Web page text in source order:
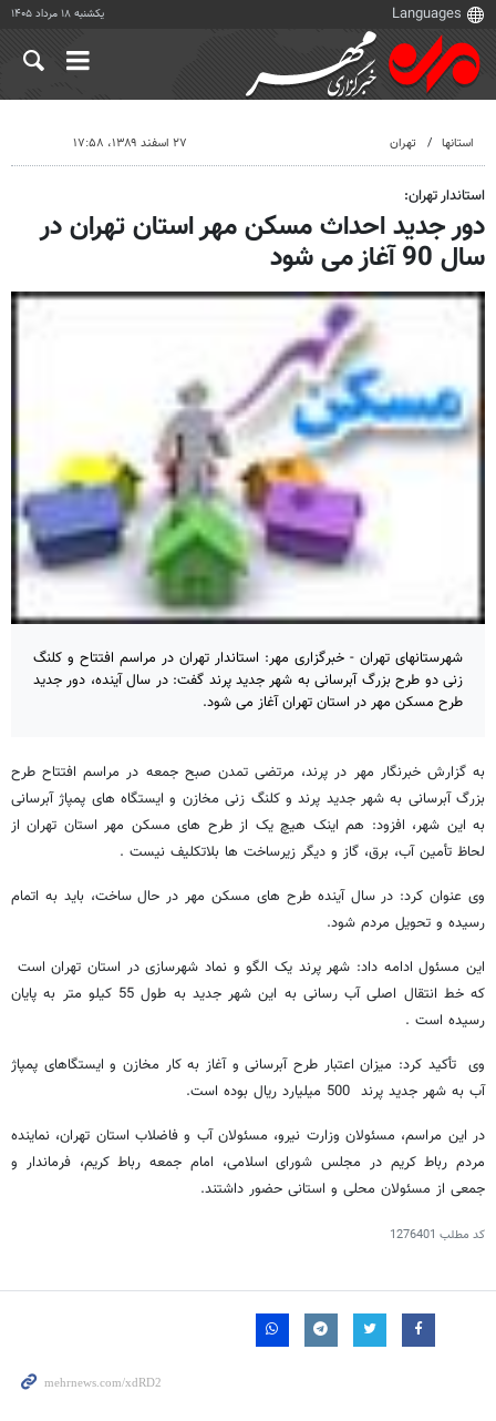
یکشنبه ۱۸ مرداد ۱۴۰۵
استانها تهران ۲۷ اسفند ۱۳۸۹، ۱۷:۵۸
استاندار تهران:
دور جدید احداث مسکن مهر استان تهران در
سال 90 آغاز می شود
شهرستانهای تهران - خبرگزاری مهر: استاندار تهران در مراسم افتتاح و کلنگ
زنی دو طرح بزرگ آبرسانی به شهر جدید پرند گفت: در سال آینده، دور جدید
طرح مسکن مهر در استان تهران آغاز می شود.
به گزارش خبرنگار مهر در پرند، مرتضی تمدن صبح جمعه در مراسم افتتاح طرح
بزرگ آبرسانی به شهر جدید پرند و کلنگ زنی مخازن و ایستگاه های پمپاژ آبرسانی
به این شهر، افزود: هم اینک هیچ یک از طرح های مسکن مهر استان تهران از
لحاظ تأمین آب، برق، گاز و دیگر زیرساخت ها بلاتکلیف نیست .
وی عنوان کرد: در سال آینده طرح های مسکن مهر در حال ساخت، باید به اتمام
رسیده و تحویل مردم شود.
این مسئول ادامه داد: شهر پرند یک الگو و نماد شهرسازی در استان تهران است
که خط انتقال اصلی آب رسانی به این شهر جدید به طول 55 کیلو متر به پایان
رسیده است .
وی تأکید کرد: میزان اعتبار طرح آبرسانی و آغاز به کار مخازن و ایستگاهای پمپاژ
آب به شهر جدید پرند 500 میلیارد ریال بوده است.
در این مراسم، مسئولان وزارت نیرو، مسئولان آب و فاضلاب استان تهران، نماینده
مردم رباط کریم در مجلس شورای اسلامی، امام جمعه رباط کریم، فرماندار و
جمعی از مسئولان محلی و استانی حضور داشتند.
کد مطلب 1276401